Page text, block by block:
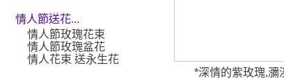
情人節送花...
情人節玫瑰花束
情人節玫瑰盆花
情人花束 送永生花
*深情的紫玫瑰,瀰